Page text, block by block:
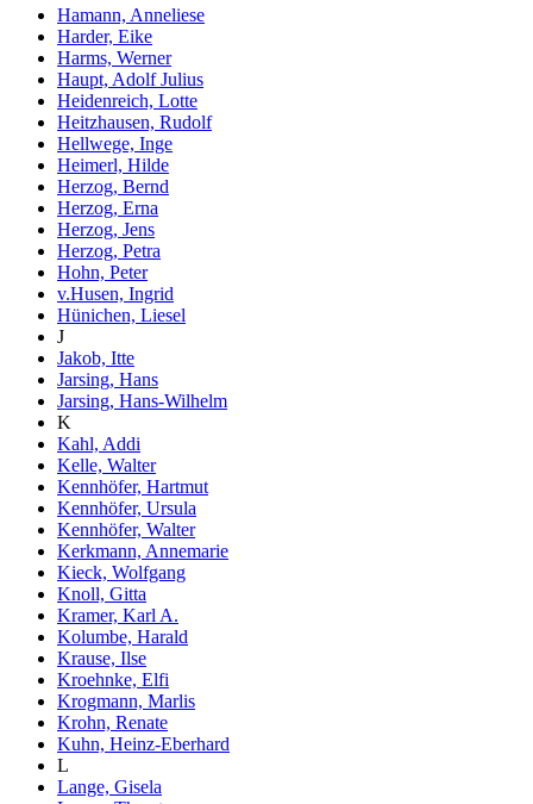
Hamann, Anneliese
Harder, Eike
Harms, Werner
Haupt, Adolf Julius
Heidenreich, Lotte
Heitzhausen, Rudolf
Hellwege, Inge
Heimerl, Hilde
Herzog, Bernd
Herzog, Erna
Herzog, Jens
Herzog, Petra
Hohn, Peter
v.Husen, Ingrid
Hünichen, Liesel
J
Jakob, Itte
Jarsing, Hans
Jarsing, Hans-Wilhelm
K
Kahl, Addi
Kelle, Walter
Kennhöfer, Hartmut
Kennhöfer, Ursula
Kennhöfer, Walter
Kerkmann, Annemarie
Kieck, Wolfgang
Knoll, Gitta
Kramer, Karl A.
Kolumbe, Harald
Krause, Ilse
Kroehnke, Elfi
Krogmann, Marlis
Krohn, Renate
Kuhn, Heinz-Eberhard
L
Lange, Gisela